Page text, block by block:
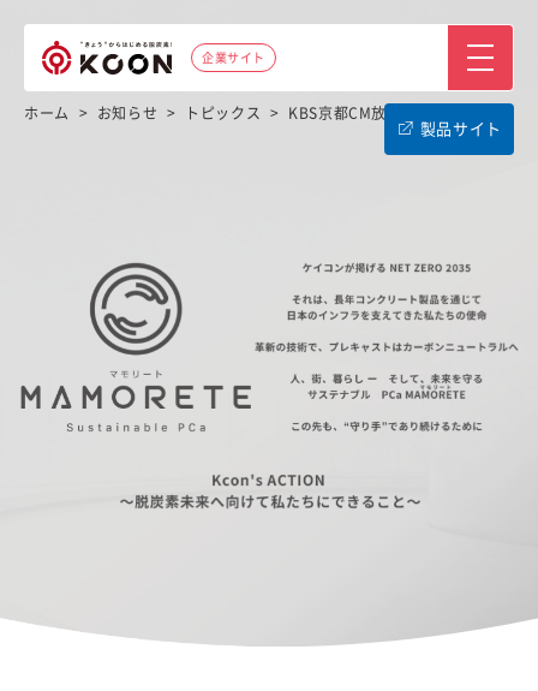
企業サイト
製品サイト
ホーム > お知らせ > トピックス > KBS京都CM放送のお知らせ